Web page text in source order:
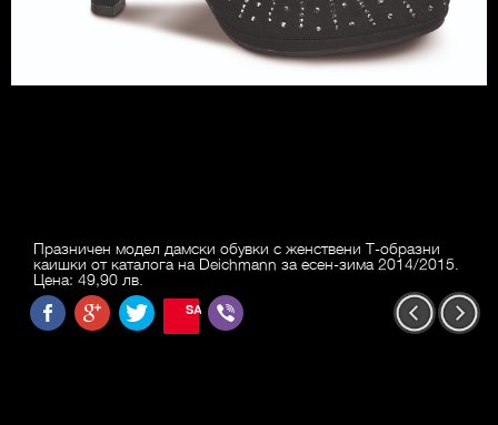
Празничен модел дамски обувки с женствени Т-образни
каишки от каталога на Deichmann за есен-зима 2014/2015.
Цена: 49,90 лв.
SAVE